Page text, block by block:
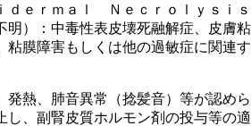
ｅｒｍａｌ Ｎｅｃｒｏｌｙｓｉ
）：中毒性表皮壊死融解症、皮
膜障害もしくは他の過敏症に関
熱、肺音異常（捻髪音）等が認め
、副腎皮質ホルモン剤の投与等の適